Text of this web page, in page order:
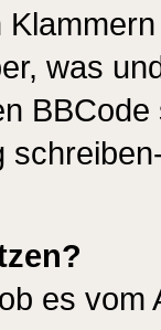
was
es